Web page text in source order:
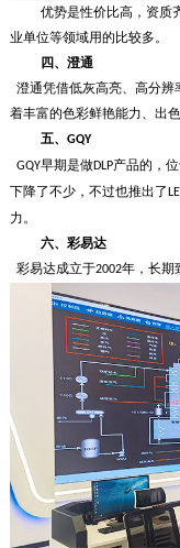
优势是性价比高，资质
业单位等领域用的比较多。
四、 澄通
澄通凭借低灰高亮、高分
着丰富的色彩鲜艳能力、出
五、 GQY
GQY早期是做DLP产品的，
下降了不少，不过也推出了
力。
六、 彩易达
彩易达成立于2002年，长期